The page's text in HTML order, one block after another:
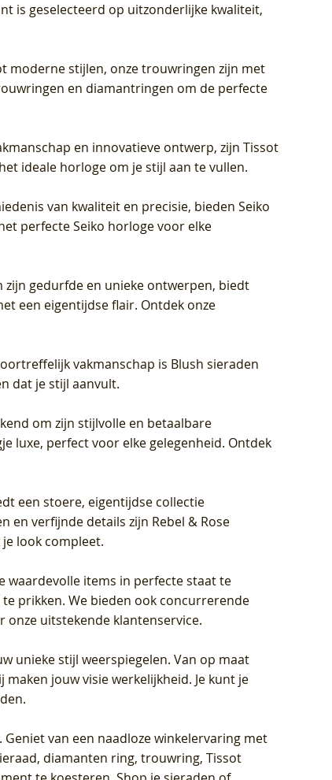
is geselecteerd op uitzonderlijke kwaliteit,
moderne stijlen, onze trouwringen zijn met
en diamantringen om de perfecte
en innovatieve ontwerp, zijn Tissot
ideale horloge om je stijl aan te vullen.
van kwaliteit en precisie, bieden Seiko
perfecte Seiko horloge voor elke
zijn gedurfde en unieke ontwerpen, biedt
een eigentijdse flair. Ontdek onze
vakmanschap is Blush sieraden
dat je stijl aanvult.
om zijn stijlvolle en betaalbare
luxe, perfect voor elke gelegenheid. Ontdek
een stoere, eigentijdse collectie
verfijnde details zijn Rebel & Rose
look compleet.
waardevolle items in perfecte staat te
prikken. We bieden ook concurrerende
uitstekende klantenservice.
unieke stijl weerspiegelen. Van op maat
jouw visie werkelijkheid. Je kunt je
. Geniet van een naadloze winkelervaring met
diamanten ring, trouwring, Tissot